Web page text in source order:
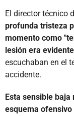
El director técnico
profunda tristeza
momento como
lesión era evidente
escuchaban en el
accidente.
Esta sensible
esquema